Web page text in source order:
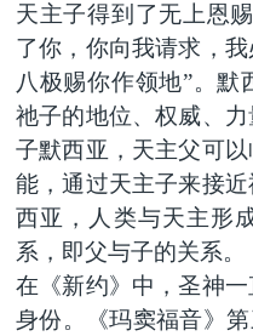
天主子得到了无上恩
了你，你向我请求，
八极赐你作领地”。默
祂子的地位、权威、
子默西亚，天主父可
能，通过天主子来接
西亚，人类与天主形
系，即父与子的关系。
在《新约》中，圣神
身份。《玛窦福音》